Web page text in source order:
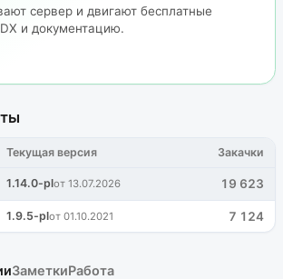
сервер и двигают бесплатные
и документацию.
Текущая версия Закачки
1.14.0-plот 13.07.2026 19 623
1.9.5-plот 01.10.2021 7 124
ЗаметкиРабота